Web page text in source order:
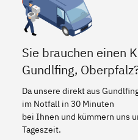
Sie brauchen einen
Gundlfing,
Da unsere direkt aus
im Notfall in 30 Minuten
bei Ihnen und kümmern uns
Tageszeit.